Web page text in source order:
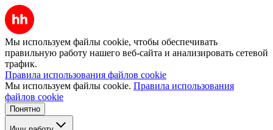
Мы используем файлы cookie, чтобы обеспечивать
правильную работу нашего веб-сайта и анализировать сетевой
трафик.
Правила использования файлов cookie
Мы используем файлы cookie. Правила использования
файлов cookie
Понятно